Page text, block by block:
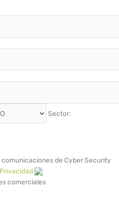
Sector:
de Cyber Security
comerciales